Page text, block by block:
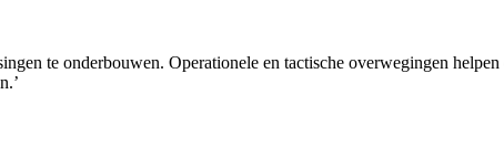
te onderbouwen. Operationele en tactische overwegingen